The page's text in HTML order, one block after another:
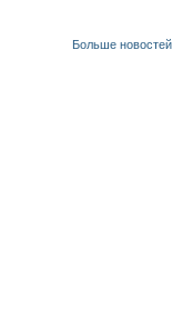
Больше новостей